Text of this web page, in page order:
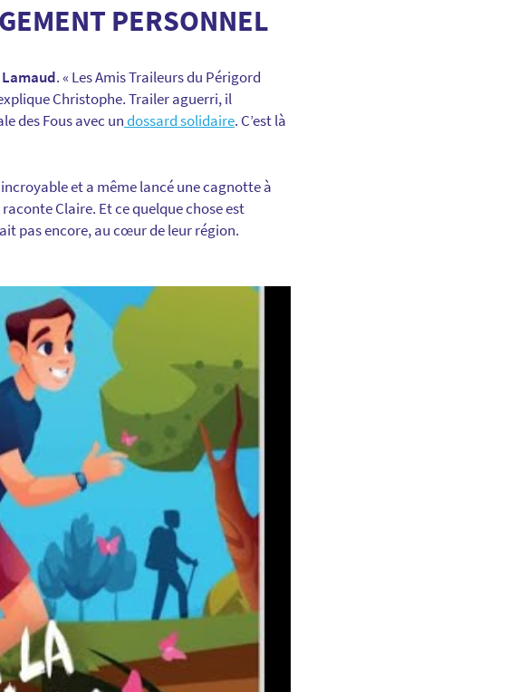
PERSONNEL
. « Les Amis Traileurs du Périgord
Christophe. Trailer aguerri, il
des Fous avec undossard solidaire. C’est là
et a même lancé une cagnotte à
Claire. Et ce quelque chose est
pas encore, au cœur de leur région.